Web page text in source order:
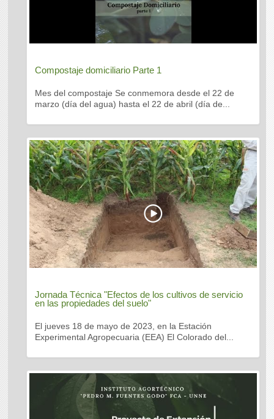
Compostaje domiciliario Parte 1
Mes del compostaje Se conmemora desde el 22 de
marzo (día del agua) hasta el 22 de abril (día de...
Jornada Técnica "Efectos de los cultivos de servicio
en las propiedades del suelo"
El jueves 18 de mayo de 2023, en la Estación
Experimental Agropecuaria (EEA) El Colorado del...